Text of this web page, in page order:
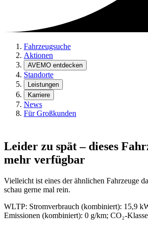
Fahrzeugsuche
Aktionen
AVEMO entdecken
Standorte
Leistungen
Karriere
News
Für Großkunden
Leider zu spät – dieses
mehr verfügbar
Vielleicht ist eines der ähnlichen Fahrzeuge
schau gerne mal rein.
WLTP: Stromverbrauch (kombiniert): 15,9
Emissionen (kombiniert): 0 g/km; CO₂-